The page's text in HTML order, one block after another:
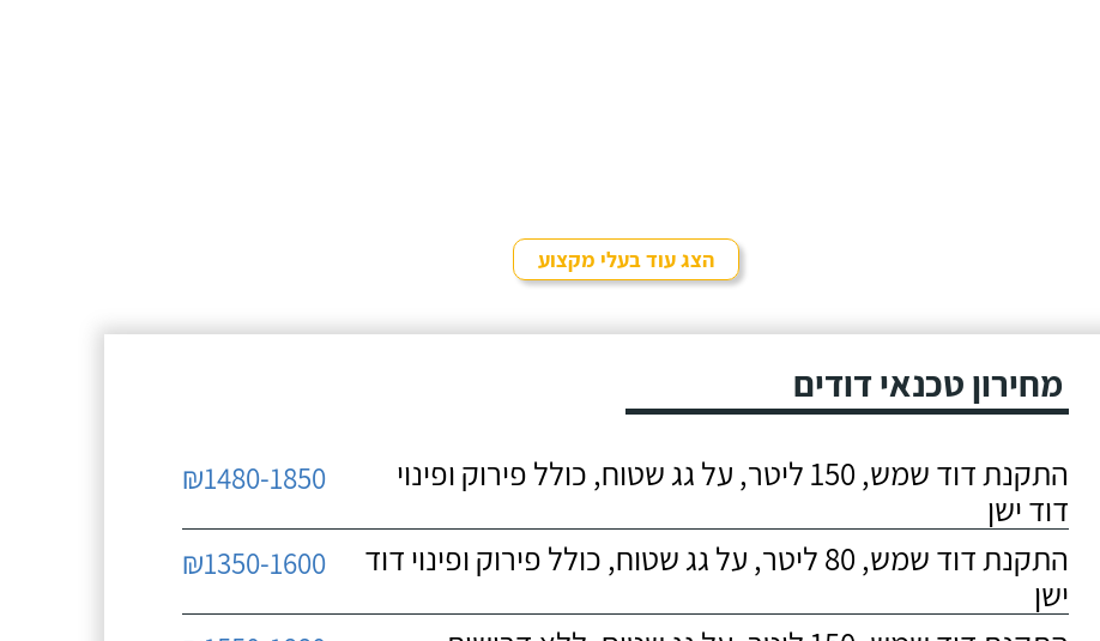
הצג עוד בעלי מקצוע
מחירון טכנאי דודים
התקנת דוד שמש, 150 ליטר, על גג שטוח, כולל פירוק ופינוי
דוד ישן
₪1480-1850
התקנת דוד שמש, 80 ליטר, על גג שטוח, כולל פירוק ופינוי דוד
ישן
₪1350-1600